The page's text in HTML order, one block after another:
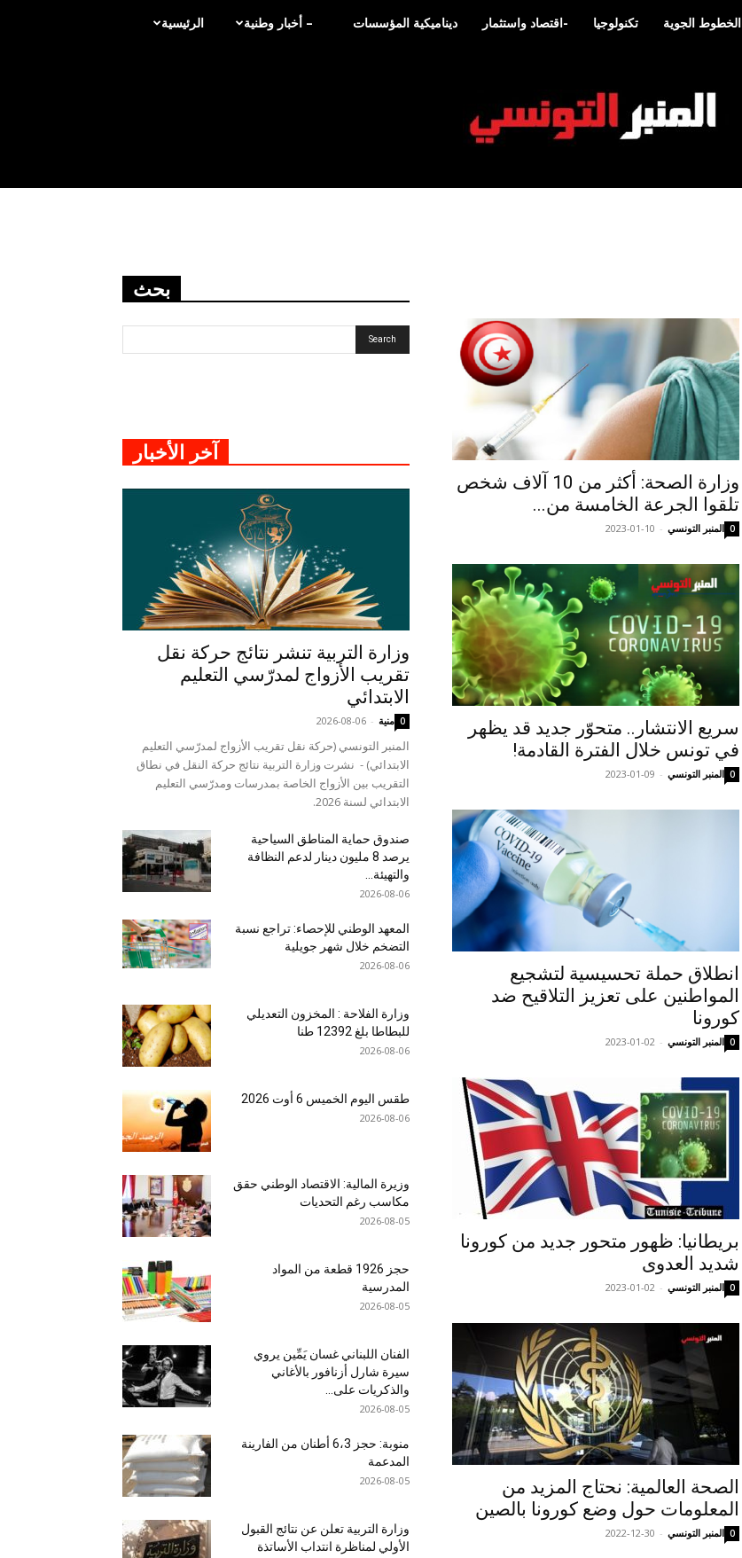
الرئيسية – أخبار وطنية ديناميكية المؤسسات -اقتصاد واستثمار تكنولوجيا الخطوط الجوية
وزارة الصحة: أكثر من 10 آلاف شخص
تلقوا الجرعة الخامسة من...
المنبر التونسي -
2023-01-10 0
سريع الانتشار.. متحوّر جديد قد يظهر
في تونس خلال الفترة القادمة!
المنبر التونسي -
2023-01-09 0
انطلاق حملة تحسيسية لتشجيع
المواطنين على تعزيز التلاقيح ضد
كورونا
المنبر التونسي -
2023-01-02 0
بريطانيا: ظهور متحور جديد من كورونا
شديد العدوى
المنبر التونسي -
2023-01-02 0
الصحة العالمية: نحتاج المزيد من
المعلومات حول وضع كورونا بالصين
المنبر التونسي -
2022-12-30 0
بحث
آخر الأخبار
وزارة التربية تنشر نتائج حركة نقل
تقريب الأزواج لمدرّسي التعليم
الابتدائي
منية -
2026-08-06 0
المنبر التونسي (حركة نقل تقريب الأزواج لمدرّسي التعليم
الابتدائي) - نشرت وزارة التربية نتائج حركة النقل في نطاق
التقريب بين الأزواج الخاصة بمدرسات ومدرّسي التعليم
الابتدائي لسنة 2026.
صندوق حماية المناطق السياحية
يرصد 8 مليون دينار لدعم النظافة
والتهيئة...
2026-08-06
المعهد الوطني للإحصاء: تراجع نسبة
التضخم خلال شهر جويلية
2026-08-06
وزارة الفلاحة : المخزون التعديلي
للبطاطا بلغ 12392 طنا
2026-08-06
طقس اليوم الخميس 6 أوت 2026
2026-08-06
وزيرة المالية: الاقتصاد الوطني حقق
مكاسب رغم التحديات
2026-08-05
حجز 1926 قطعة من المواد
المدرسية
2026-08-05
الفنان اللبناني غسان يَمِّين يروي
سيرة شارل أزنافور بالأغاني
والذكريات على...
2026-08-05
منوبة: حجز 6،3 أطنان من الفارينة
المدعمة
2026-08-05
وزارة التربية تعلن عن نتائج القبول
الأولي لمناظرة انتداب الأساتذة